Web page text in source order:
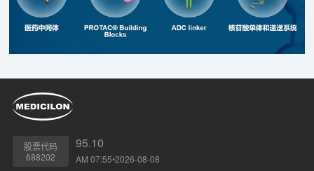
股票代码
688202
95.10
AM 07:55•2026-08-08